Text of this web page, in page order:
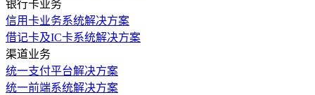
银行卡业务
信用卡业务系统解决方案
借记卡及IC卡系统解决方案
渠道业务
统一支付平台解决方案
统一前端系统解决方案